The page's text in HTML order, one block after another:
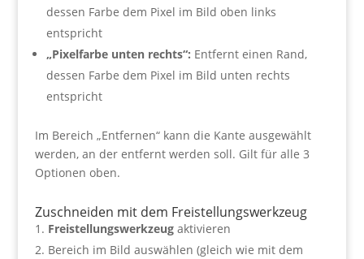
dessen Farbe dem Pixel im Bild oben links
entspricht
„Pixelfarbe unten rechts“: Entfernt einen Rand,
dessen Farbe dem Pixel im Bild unten rechts
entspricht
Im Bereich „Entfernen“ kann die Kante ausgewählt
werden, an der entfernt werden soll. Gilt für alle 3
Optionen oben.
Zuschneiden mit dem Freistellungswerkzeug
Freistellungswerkzeugaktivieren
Bereich im Bild auswählen (gleich wie mit dem